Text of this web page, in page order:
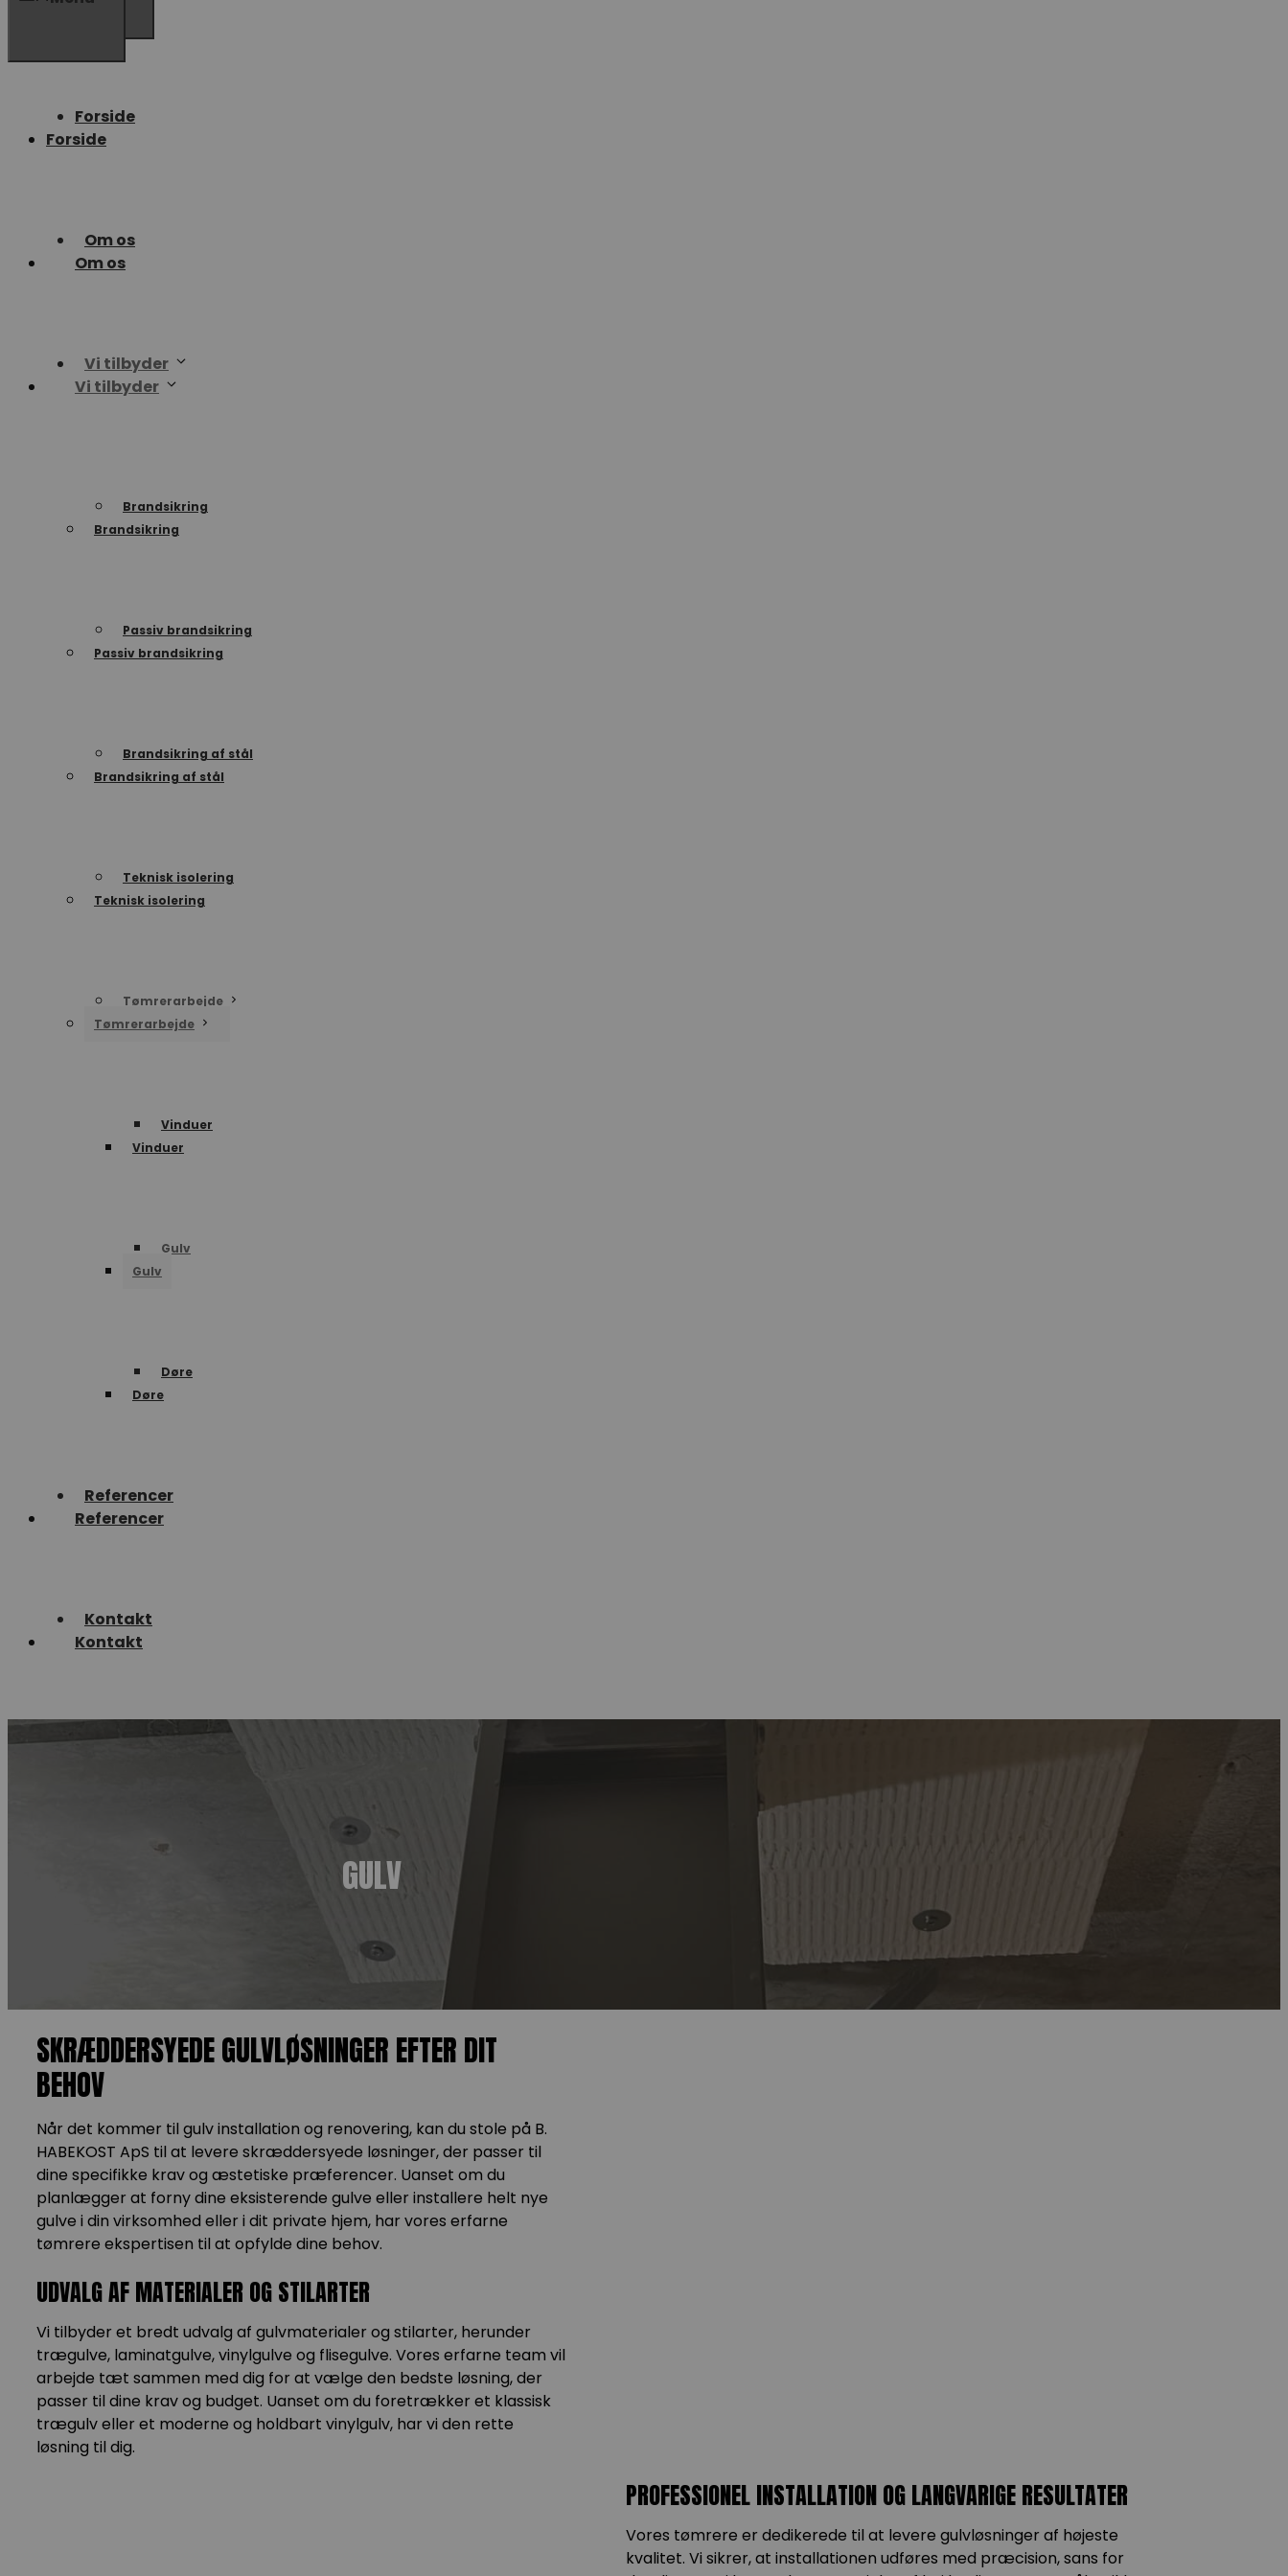
Forside
Om os
Vi tilbyder
Brandsikring
Passiv brandsikring
Brandsikring af stål
Teknisk isolering
Tømrerarbejde
Vinduer
Gulv
Døre
Referencer
Kontakt
Forside
Om os
Vi tilbyder
Brandsikring
Passiv brandsikring
Brandsikring af stål
Teknisk isolering
Tømrerarbejde
Vinduer
Gulv
Døre
Referencer
Kontakt
GULV
SKRÆDDERSYEDE GULVLØSNINGER EFTER DIT
BEHOV
Når det kommer til gulv installation og renovering, kan du stole på B.
HABEKOST ApS til at levere skræddersyede løsninger, der passer til
dine specifikke krav og æstetiske præferencer. Uanset om du
planlægger at forny dine eksisterende gulve eller installere helt nye
gulve i din virksomhed eller i dit private hjem, har vores erfarne
tømrere ekspertisen til at opfylde dine behov.
UDVALG AF MATERIALER OG STILARTER
Vi tilbyder et bredt udvalg af gulvmaterialer og stilarter, herunder
trægulve, laminatgulve, vinylgulve og flisegulve. Vores erfarne team vil
arbejde tæt sammen med dig for at vælge den bedste løsning, der
passer til dine krav og budget. Uanset om du foretrækker et klassisk
trægulv eller et moderne og holdbart vinylgulv, har vi den rette
løsning til dig.
PROFESSIONEL INSTALLATION OG LANGVARIGE RESULTATER
Vores tømrere er dedikerede til at levere gulvløsninger af højeste
kvalitet. Vi sikrer, at installationen udføres med præcision, sans for